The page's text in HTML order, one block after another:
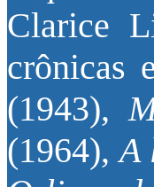
Clarice
crônicas
(1943),
(1964),A